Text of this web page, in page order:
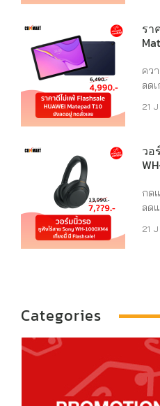
ลูก
ระ
จอ
อิ
รัว
รา
ร
รา
คว
ลด
ข
ไม่
ล
HD
...
21
วอ
กด
ลด
ไท
อี
สะ
ทั้ง
เสีย
21
Categories